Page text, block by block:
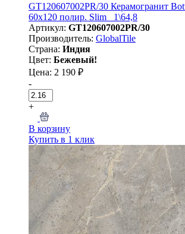
GT120607002PR/30 Керамогранит
60x120 полир. Slim_ 1\64,8
Артикул: GT120607002PR/30
Производитель: GlobalTile
Страна: Индия
Цвет: Бежевый!
Цена: 2 190 ₽
-
+
В корзину
Купить в 1 клик